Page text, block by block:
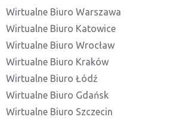
Wirtualne Biuro Warszawa
Wirtualne Biuro Katowice
Wirtualne Biuro Wrocław
Wirtualne Biuro Kraków
Wirtualne Biuro Łódź
Wirtualne Biuro Gdańsk
Wirtualne Biuro Szczecin